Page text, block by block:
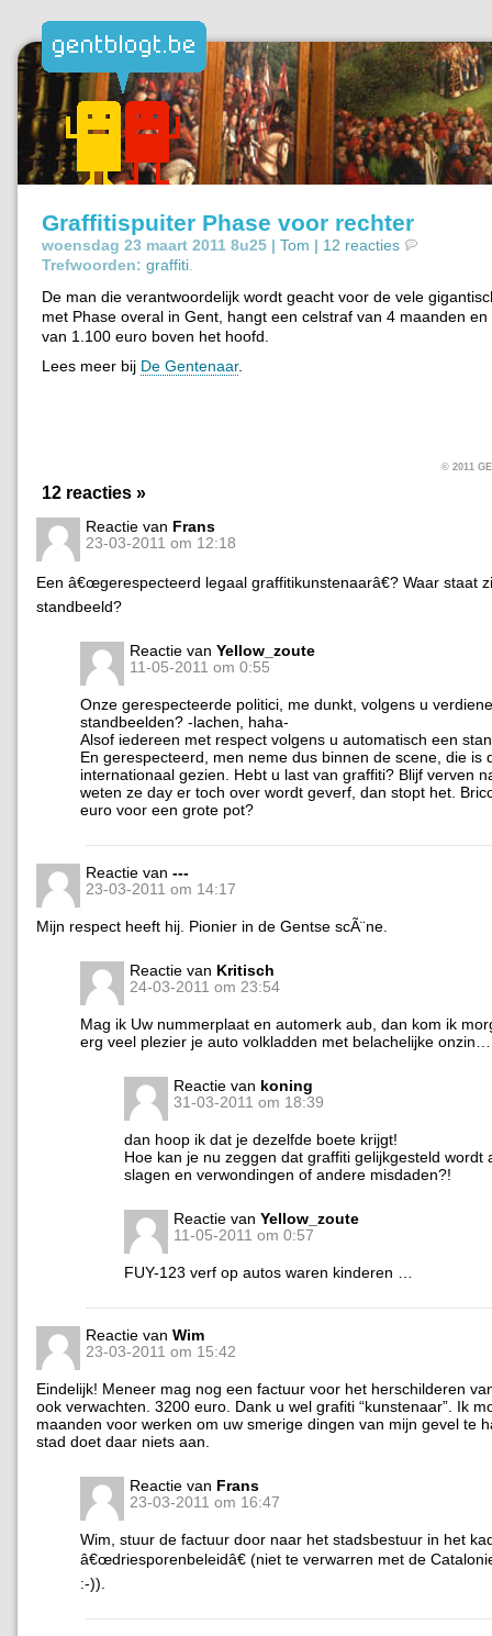
Graffitispuiter Phase voor rechter
woensdag 23 maart 2011 8u25 | Tom | 12 reacties
Trefwoorden: graffiti
De man die verantwoordelijk wordt geacht voor de vele
met Phase overal in Gent, hangt een celstraf van 4 maanden
van 1.100 euro boven het hoofd.
Lees meer bij De Gentenaar.
© 2011
12 reacties »
Reactie van Frans
23-03-2011 om 12:18
Een â€œgerespecteerd legaal graffitikunstenaarâ€? Waar staat
standbeeld?
Reactie van Yellow_zoute
11-05-2011 om 0:55
Onze gerespecteerde politici, me dunkt, volgens u
standbeelden? -lachen, haha-
Alsof iedereen met respect volgens u automatisch een
En gerespecteerd, men neme dus binnen de scene, die is
internationaal gezien. Hebt u last van graffiti? Blijf verven
weten ze day er toch over wordt geverf, dan stopt het.
euro voor een grote pot?
Reactie van ---
23-03-2011 om 14:17
Mijn respect heeft hij. Pionier in de Gentse scÃ¨ne.
Reactie van Kritisch
24-03-2011 om 23:54
Mag ik Uw nummerplaat en automerk aub, dan kom ik
erg veel plezier je auto volkladden met belachelijke onzin…
Reactie van koning
31-03-2011 om 18:39
dan hoop ik dat je dezelfde boete krijgt!
Hoe kan je nu zeggen dat graffiti gelijkgesteld wordt
slagen en verwondingen of andere misdaden?!
Reactie van Yellow_zoute
11-05-2011 om 0:57
FUY-123 verf op autos waren kinderen …
Reactie van Wim
23-03-2011 om 15:42
Eindelijk! Meneer mag nog een factuur voor het herschilderen
ook verwachten. 3200 euro. Dank u wel grafiti “kunstenaar”. Ik
maanden voor werken om uw smerige dingen van mijn gevel te
stad doet daar niets aan.
Reactie van Frans
23-03-2011 om 16:47
Wim, stuur de factuur door naar het stadsbestuur in het
â€œdriesporenbeleidâ€ (niet te verwarren met de
:-)).